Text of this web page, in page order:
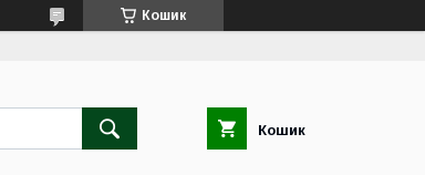
Кошик
Кошик